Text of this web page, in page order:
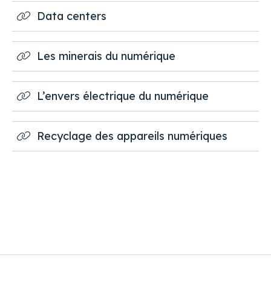
Data centers
Les minerais du numérique
L’envers électrique du numérique
Recyclage des appareils numériques